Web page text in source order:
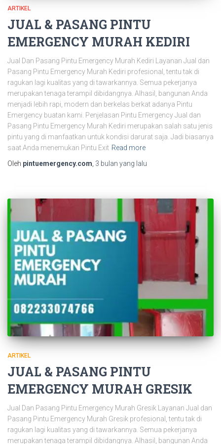
ARTIKEL
JUAL & PASANG PINTU
EMERGENCY MURAH KEDIRI
Jual Dan Pasang Pintu Emergency Murah Kediri Layanan Jual dan
Pasang Pintu Emergency Murah Kediri profesional, tentu tak di
ragukan lagi kualitas yang di tawarkannya. Semua pekerjanya
merupakan tenaga terampil dibidangnya. Alhasil, bangunan Anda
menjadi lebih rapi, modern dan berkelas berkat adanya Pintu
Emergency buatan kami. Penjelasan Pintu Emergency Jual dan
Pasang Pintu Emergency Murah Kediri merupakan salah satu jenis
pintu yang di manfaatkan untuk kondisi darurat saja. Jadi biasanya
saat Anda menemukan Pintu Exit Read more
Oleh pintuemergency.com 3 bulan yang lalu
ARTIKEL
JUAL & PASANG PINTU
EMERGENCY MURAH GRESIK
Jual Dan Pasang Pintu Emergency Murah Gresik Layanan Jual dan
Pasang Pintu Emergency Murah Gresik profesional, tentu tak di
ragukan lagi kualitas yang di tawarkannya. Semua pekerjanya
merupakan tenaga terampil dibidangnya. Alhasil, bangunan Anda